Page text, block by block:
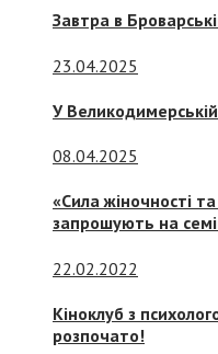
Завтра в
23.04.2025
У
08.04.2025
«Сила жіночності
запрошують на
22.02.2022
Кіноклуб з
розпочато!